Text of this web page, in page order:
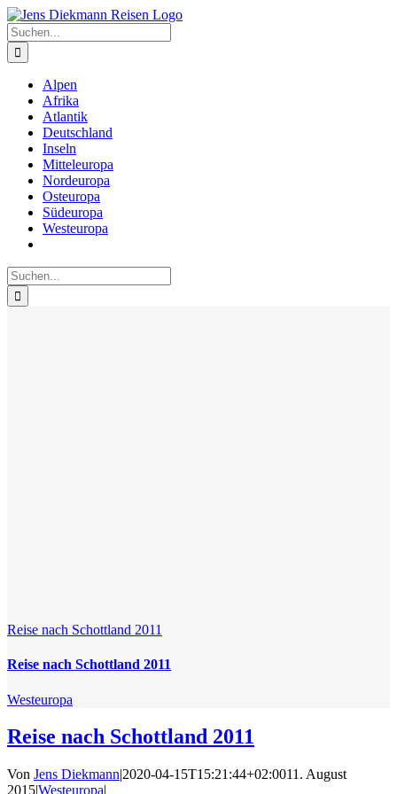
Zum
Inhalt
springen
Suche
nach:
Alpen
Afrika
Atlantik
Deutschland
Inseln
Mitteleuropa
Nordeuropa
Osteuropa
Südeuropa
Westeuropa
Suche
nach:
Reise nach Schottland 2011
Reise nach Schottland 2011
Westeuropa
Reise nach Schottland 2011
Von Jens Diekmann|2020-04-15T15:21:44+02:0011. August
2015|Westeuropa|